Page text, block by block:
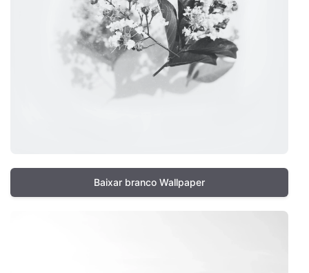
Baixar branco Wallpaper